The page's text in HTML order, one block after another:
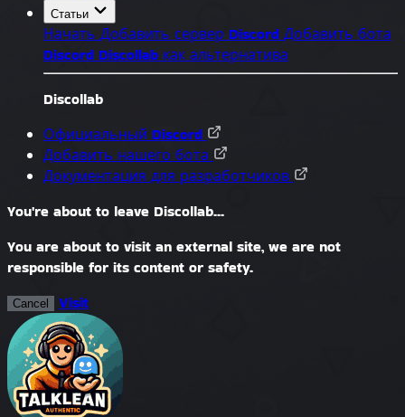
Статьи
Начать Добавить сервер Discord Добавить бота
Discord Discollab как альтернатива
Discollab
Официальный Discord
Добавить нашего бота
Документация для разработчиков
You're about to leave Discollab...
You are about to visit an external site, we are not
responsible for its content or safety.
Cancel Visit